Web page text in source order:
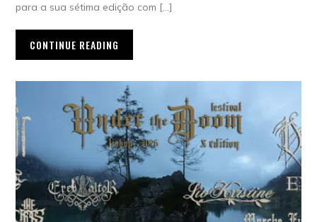
para a sua sétima edição com […]
CONTINUE READING